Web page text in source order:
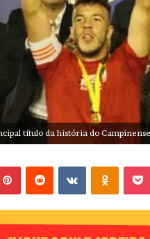
título da história do
VK OK